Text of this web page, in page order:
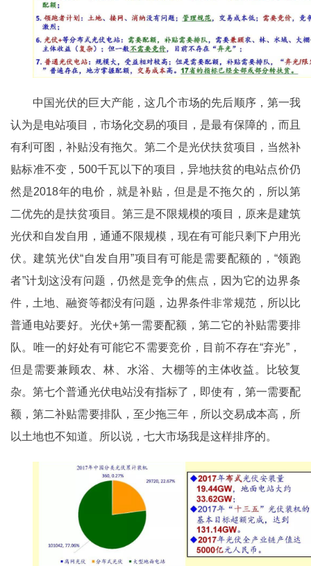
中国光伏的巨大产能，这几个市场的先后顺序，第一我
认为是电站项目，市场化交易的项目，是最有保障的，而且
有利可图，补贴没有拖欠。第二个是光伏扶贫项目，当然补
贴标准不变，500千瓦以下的项目，异地扶贫的电站点价仍
然是2018年的电价，就是补贴，但是是不拖欠的，所以第
二优先的是扶贫项目。第三是不限规模的项目，原来是建筑
光伏和自发自用，通通不限规模，现在有可能只剩下户用光
伏。建筑光伏“自发自用”项目有可能是需要配额的，“领跑
者”计划这没有问题，仍然是竞争的焦点，因为它的边界条
件，土地、融资等都没有问题，边界条件非常规范，所以比
普通电站要好。光伏+第一需要配额，第二它的补贴需要排
队。唯一的好处有可能它不需要竞价，目前不存在“弃光”，
但是需要兼顾农、林、水浴、大棚等的主体收益。比较复
杂。第七个普通光伏电站没有指标了，即使有，第一需要配
额，第二补贴需要排队，至少拖三年，所以交易成本高，所
以土地也不知道。
所以说，七大市场我是这样排序的。